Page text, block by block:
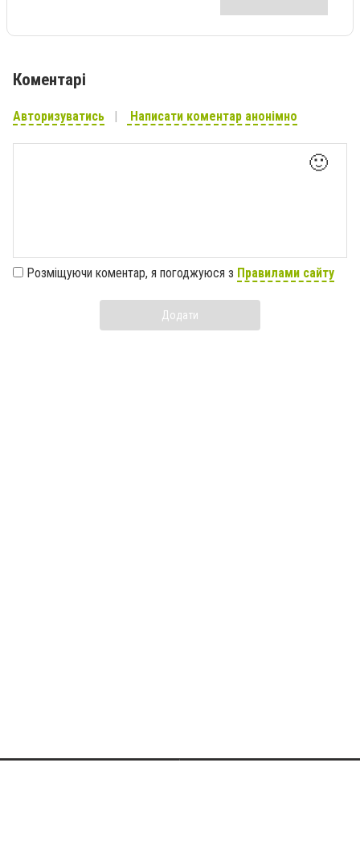
Коментарі
Авторизуватись Написати коментар анонімно
🙂
Розміщуючи коментар, я погоджуюся з Правилами сайту
Додати